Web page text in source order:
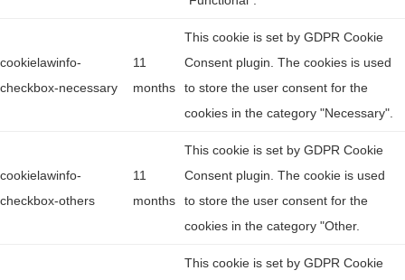
cookielawinfo-
checkbox-necessary
11
months
This cookie is set by GDPR Cookie
Consent plugin. The cookies is used
to store the user consent for the
cookies in the category "Necessary".
cookielawinfo-
checkbox-others
11
months
This cookie is set by GDPR Cookie
Consent plugin. The cookie is used
to store the user consent for the
cookies in the category "Other.
This cookie is set by GDPR Cookie